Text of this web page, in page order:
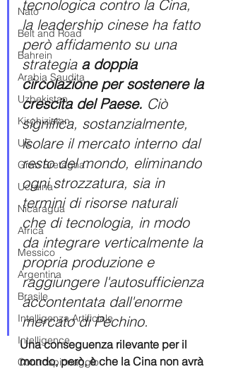
Nato
Belt and Road
Bahrein
Arabia Saudita
Uzbekistan
Kirghizistan
UE
Gran Bretagna
Ucraina
Nicaragua
Africa
Messico
Argentina
Brasile
Intelligenza Artificiale
Intelligence
Controspionaggio
tecnologica contro la Cina,
la leadership cinese ha fatto
però affidamento su una
strategia a doppia
circolazione per sostenere la
crescita del Paese. Ciò
significa, sostanzialmente,
isolare il mercato interno dal
resto del mondo, eliminando
ogni strozzatura, sia in
termini di risorse naturali
che di tecnologia, in modo
da integrare verticalmente la
propria produzione e
raggiungere l'autosufficienza
accontentata dall'enorme
mercato di Pechino.
Una conseguenza rilevante per il
mondo, però, è che la Cina non avrà